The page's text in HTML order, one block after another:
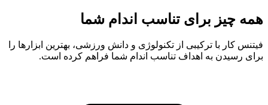
همه چیز برای تناسب اندام شما
فیتنس کار با ترکیبی از تکنولوژی و دانش ورزشی، بهترین ابزارها را
برای رسیدن به اهداف تناسب اندام شما فراهم کرده است.